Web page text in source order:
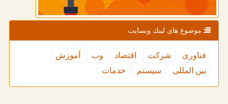
موضوع های لینك وبسایت
فناوری شركت اقتصاد وب
آموزش
بین المللی
سیستم خدمات